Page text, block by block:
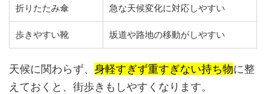
折りたたみ傘 急な天候変化に対応しやすい
歩きやすい靴 坂道や路地の移動がしやすい
天候に関わらず、 身軽すぎず重すぎない持ち物に整
えておくと、街歩きもしやすくなります。